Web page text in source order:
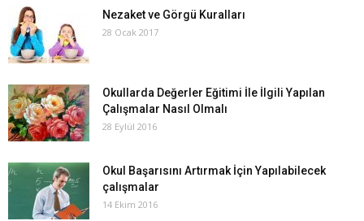
Nezaket ve Görgü Kuralları
28 Ocak 2017
Okullarda Değerler Eğitimi İle İlgili Yapılan
Çalışmalar Nasıl Olmalı
28 Eylül 2016
Okul Başarısını Artırmak İçin Yapılabilecek
çalışmalar
14 Ekim 2016